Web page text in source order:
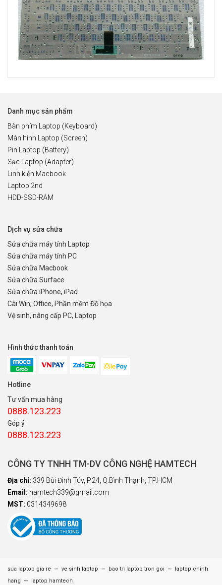
Danh mục sản phẩm
Bàn phím Laptop (Keyboard)
Màn hình Laptop (Screen)
Pin Laptop (Battery)
Sạc Laptop (Adapter)
Linh kiện Macbook
Laptop 2nd
HDD-SSD-RAM
Dịch vụ sửa chữa
Sửa chữa máy tính Laptop
Sửa chữa máy tính PC
Sửa chữa Macbook
Sửa chữa Surface
Sửa chữa iPhone, iPad
Cài Win, Office, Phần mềm Đồ họa
Vệ sinh, nâng cấp PC, Laptop
Hình thức thanh toán
Hotline
Tư vấn mua hàng
0888.123.223
Góp ý
0888.123.223
CÔNG TY TNHH TM-DV CÔNG NGHỆ HAMTECH
Địa chỉ: 339 Bùi Đình Túy, P.24, Q.Bình Thạnh, TP.HCM
Email: hamtech339@gmail.com
MST: 0314349698
sua laptop gia re – ve sinh laptop – bao tri laptop tron goi –
laptop chinh
hang
– laptop hamtech